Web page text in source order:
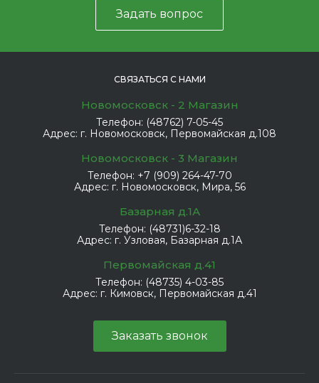
Задать вопрос
СВЯЗАТЬСЯ С НАМИ
Новомосковск - 2 Магазин
Телефон: (48762) 7-05-45
Адрес: г. Новомосковск, Первомайская д.108
Новомосковск - 3 Магазин
Телефон: +7 (909) 264-47-70
Адрес: г. Новомосковск, Мира, 56
Базарная д.1А
Телефон: (48731)6-32-18
Адрес: г. Узловая, Базарная д.1А
Первомайская д.41
Телефон: (48735) 4-03-85
Адрес: г. Кимовск, Первомайская д.41
Заказать звонок